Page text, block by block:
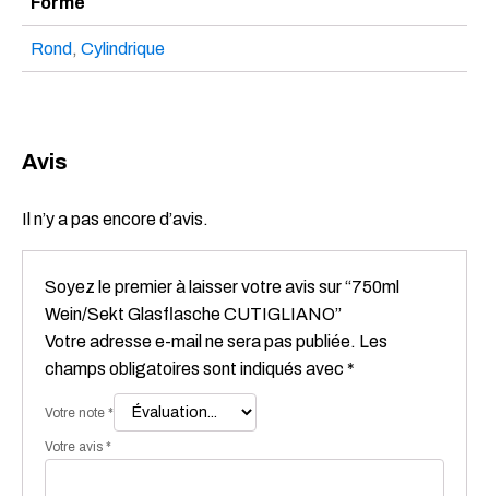
Rond , Cylindrique
Avis
Il n’y a pas encore d’avis.
Soyez le premier à laisser votre avis sur “750ml
Wein/Sekt Glasflasche CUTIGLIANO”
Votre adresse e-mail ne sera pas publiée. Les
champs obligatoires sont indiqués avec *
Votre note *
Votre avis *